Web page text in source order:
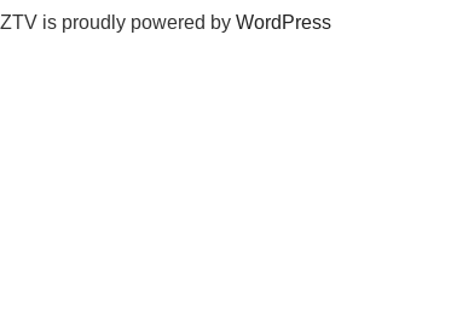
ZTV is proudly powered by WordPress